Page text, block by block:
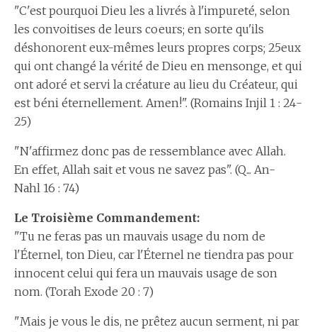
"C'est pourquoi Dieu les a livrés à l'impureté, selon
les convoitises de leurs coeurs; en sorte qu'ils
déshonorent eux-mêmes leurs propres corps; 25eux
qui ont changé la vérité de Dieu en mensonge, et qui
ont adoré et servi la créature au lieu du Créateur, qui
est béni éternellement. Amen!". (Romains Injil 1 : 24-
25)
"N'affirmez donc pas de ressemblance avec Allah.
En effet, Allah sait et vous ne savez pas". (Q... An-
Nahl 16 : 74)
Le Troisième Commandement:
"Tu ne feras pas un mauvais usage du nom de
l'Éternel, ton Dieu, car l'Éternel ne tiendra pas pour
innocent celui qui fera un mauvais usage de son
nom. (Torah Exode 20 : 7)
"Mais je vous le dis, ne prêtez aucun serment, ni par